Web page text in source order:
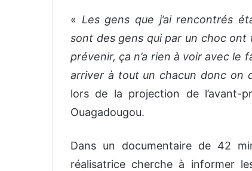
« Les gens que j’ai rencontrés
sont des gens qui par un choc
prévenir, ça n’a rien à voir avec le
arriver à tout un chacun donc on
lors de la projection de l’avant-
Ouagadougou.
Dans un documentaire de 42
réalisatrice cherche à informer